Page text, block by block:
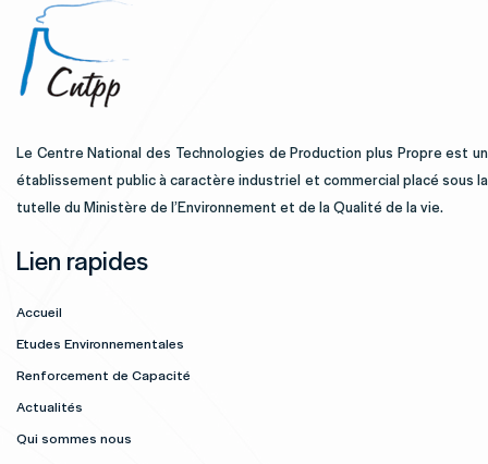
Le Centre National des Technologies de Production plus Propre est un
établissement public à caractère industriel et commercial placé sous la
tutelle du Ministère de l’Environnement et de la Qualité de la vie.
Lien rapides
Accueil
Etudes Environnementales
Renforcement de Capacité
Actualités
Qui sommes nous